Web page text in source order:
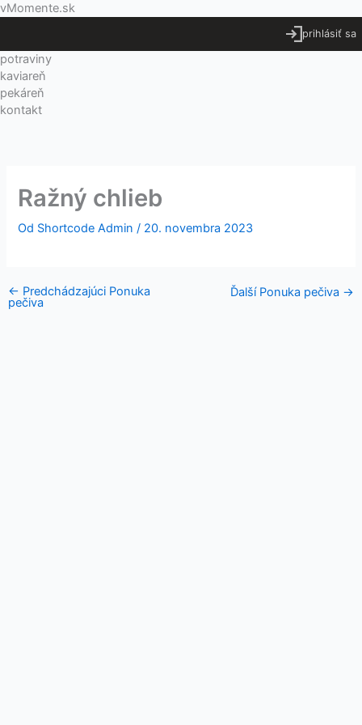
Preskočiť
vMomente.sk
prihlásiť sa
Menu
potraviny
kaviareň
pekáreň
kontakt
Ražný chlieb
Od Shortcode Admin/ 20. novembra 2023
← Predchádzajúci Ponuka
pečiva
Ďalší Ponuka pečiva →